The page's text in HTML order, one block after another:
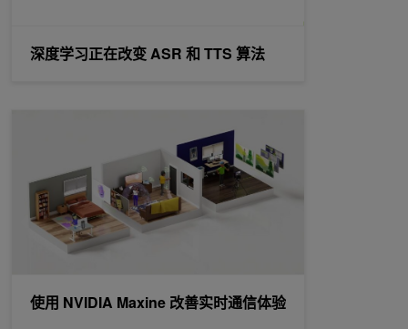
深度学习正在改变 ASR 和 TTS 算法
使用 NVIDIA Maxine 改善实时通信体验